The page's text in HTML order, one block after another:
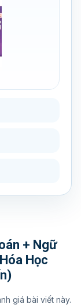
+ Ngữ
Học
giá bài viết này.